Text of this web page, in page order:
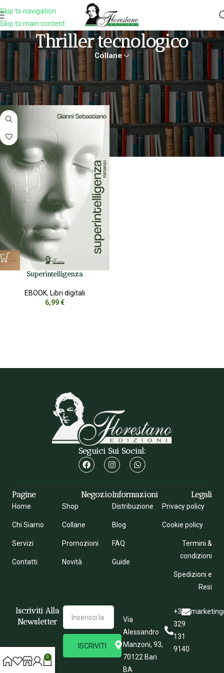
Skip to navigation
Skip to main content
Thriller Tecnologico
Collane
Prodotti taggati “thriller tecnologico” Visualizzazione del risultato
Mostra filtri
Superintelligenza
EBOOK, Libri digitali
6,99€
Seguici Sui Social:
Pagine
Home
Chi Siamo
Servizi
Contatti
Negozio
Shop
Collane
Promozioni
Novità
Informazioni
Distribuzione
Blog
FAQ
Guide
Legali
Privacy policy
Cookie policy
Termini &
condizioni
Spedizioni e
Resi
Iscriviti Alla
Newsletter
ISCRIVITI
Via
Alessandro
Manzoni, 93,
70122 Bari
BA
+39
329
131
9140
0